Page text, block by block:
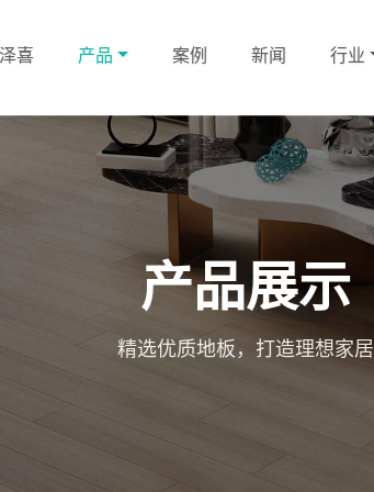
泽喜 产品 案例 新闻 行业
产品展示
精选优质地板，打造理想家居